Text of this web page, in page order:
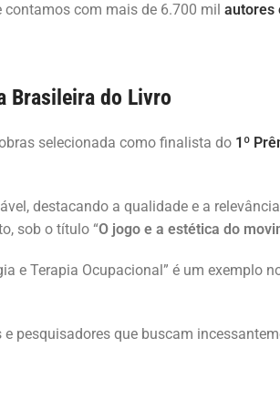
com mais de 6.700 mil autores
Brasileira do Livro
selecionada como finalista do 1º
destacando a qualidade e a
sob o título “O jogo e a estética do
e Terapia Ocupacional” é um exemplo
pesquisadores que buscam